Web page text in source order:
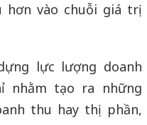
hơn vào chuỗi giá trị
lực lượng doanh
nhằm tạo ra những
thu hay thị phần,